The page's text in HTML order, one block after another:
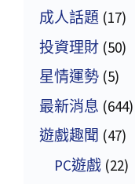
成人話題 (17)
投資理財 (50)
星情運勢 (5)
最新消息 (644)
遊戲趣聞 (47)
PC遊戲 (22)